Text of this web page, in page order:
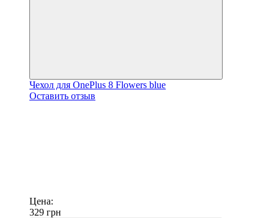
Чехол для OnePlus 8 Flowers blue
Оставить отзыв
Цена:
329 грн